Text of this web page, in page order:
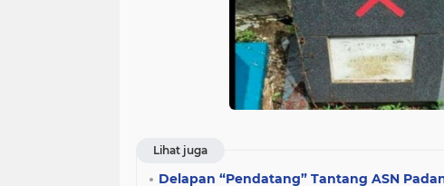
Lihat juga
Delapan “Pendatang” Tantang ASN